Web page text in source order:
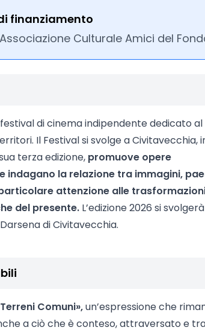
finanziamento
Culturale Amici del
festival di cinema indipendente dedicato
Il Festival si svolge a Civitavecchia,
terza edizione, promuove opere
indagano la relazione tra immagini,
attenzione alle
del presente. L’edizione 2026 si
di Civitavecchia.
Comuni»,un’espressione che
a ciò che è conteso, attraversato e